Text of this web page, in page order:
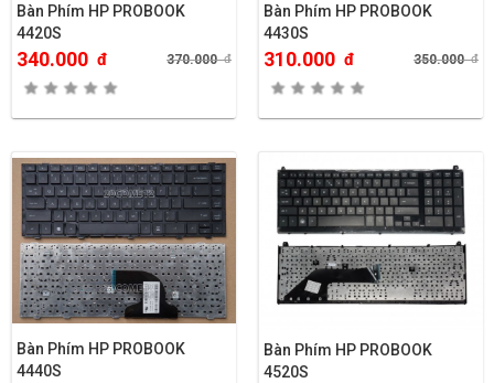
Bàn Phím HP PROBOOK
4420S
340.000 đ 370.000đ
Bàn Phím HP PROBOOK
4430S
310.000 đ 350.000đ
Bàn Phím HP PROBOOK
4440S
Bàn Phím HP PROBOOK
4520S